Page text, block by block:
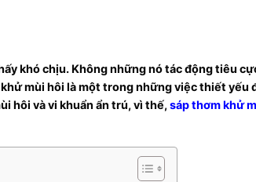
khó chịu. Không những nó tác động tiêu
mùi hôi là một trong những việc thiết yếu
hôi và vi khuẩn ẩn trú, vì thế, sáp thơm khử